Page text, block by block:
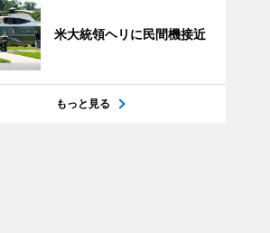
米大統領ヘリに民間機接近
もっと見る